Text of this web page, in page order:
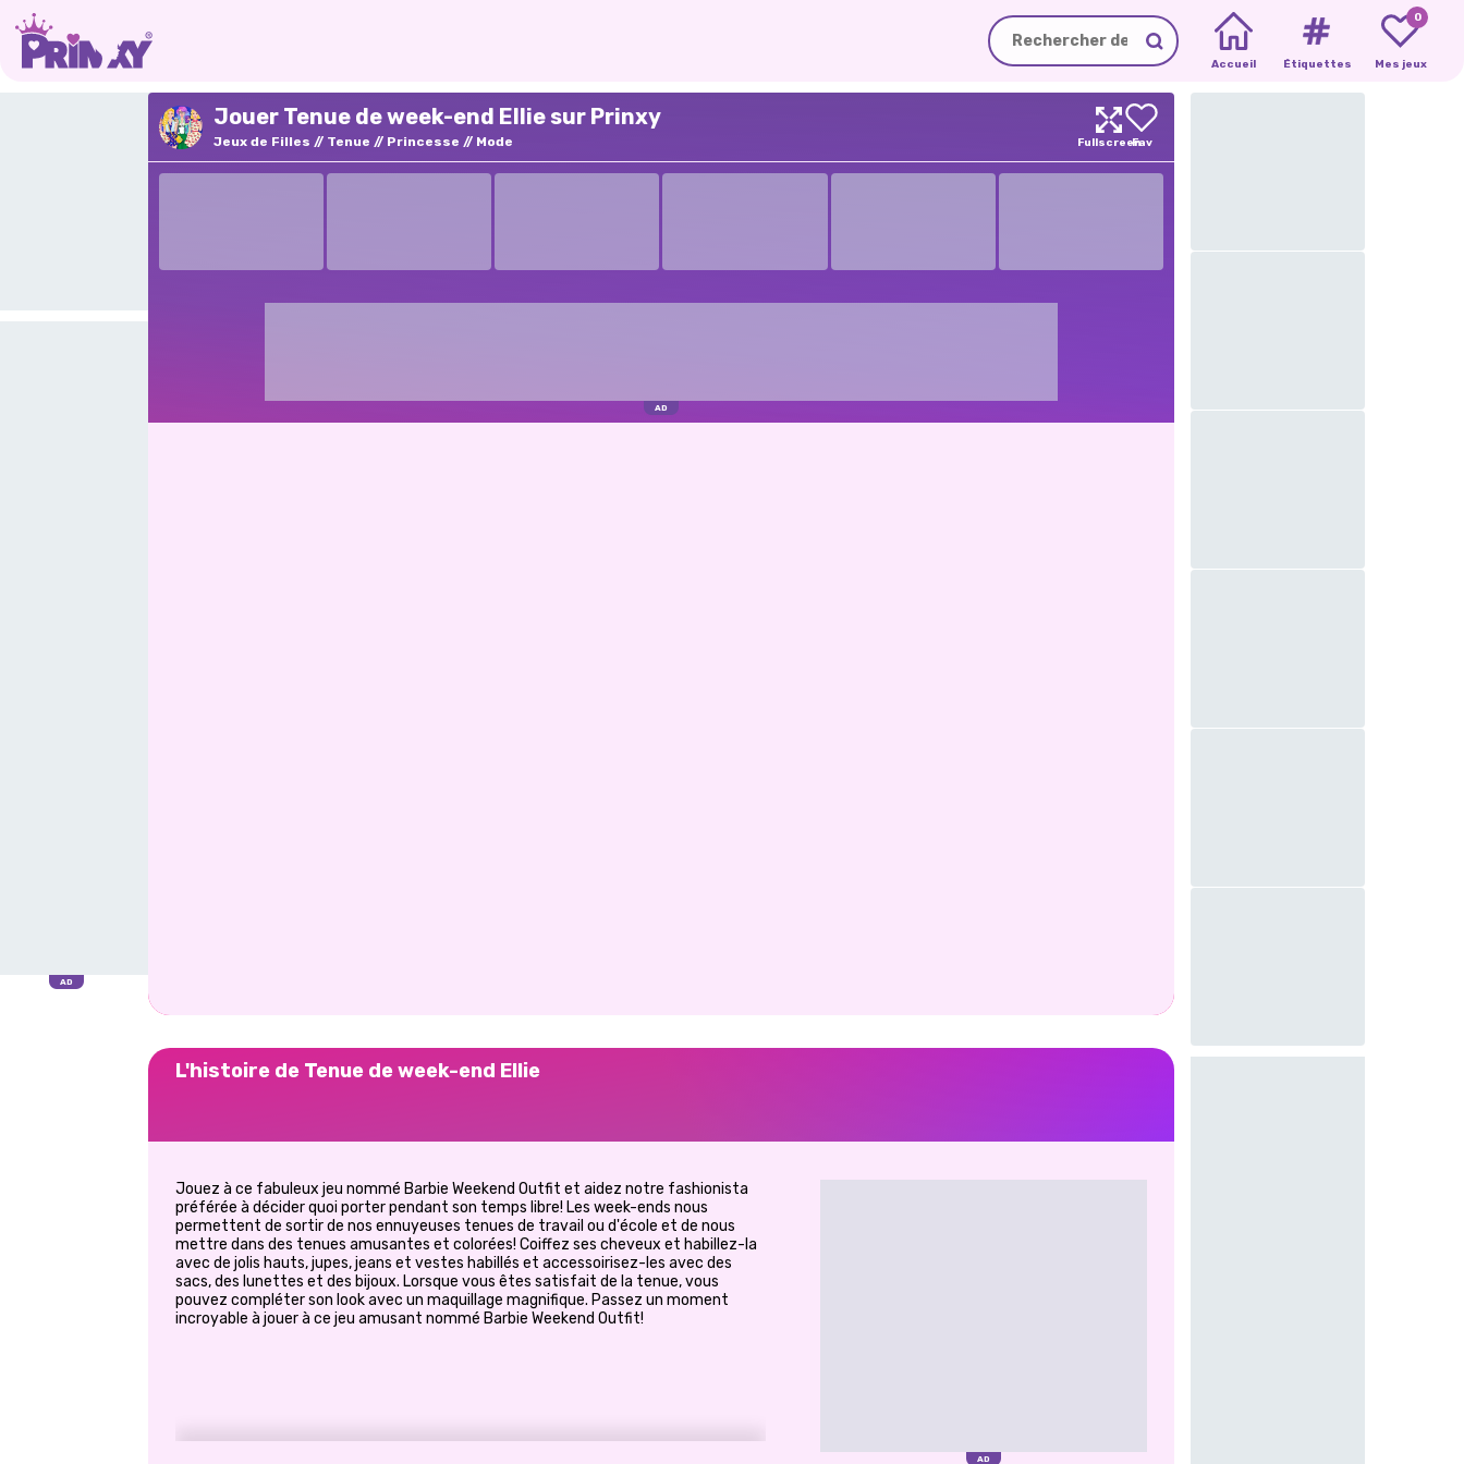
Accueil Étiquettes
0
Mes jeux
Jouer Tenue de week-end Ellie sur Prinxy
Jeux de Filles Tenue Princesse Mode
L'histoire de Tenue de week-end Ellie
Jouez à ce fabuleux jeu nommé Barbie Weekend Outfit et aidez notre fashionista
préférée à décider quoi porter pendant son temps libre! Les week-ends nous
permettent de sortir de nos ennuyeuses tenues de travail ou d'école et de nous
mettre dans des tenues amusantes et colorées! Coiffez ses cheveux et habillez-la
avec de jolis hauts, jupes, jeans et vestes habillés et accessoirisez-les avec des
sacs, des lunettes et des bijoux. Lorsque vous êtes satisfait de la tenue, vous
pouvez compléter son look avec un maquillage magnifique. Passez un moment
incroyable à jouer à ce jeu amusant nommé Barbie Weekend Outfit!